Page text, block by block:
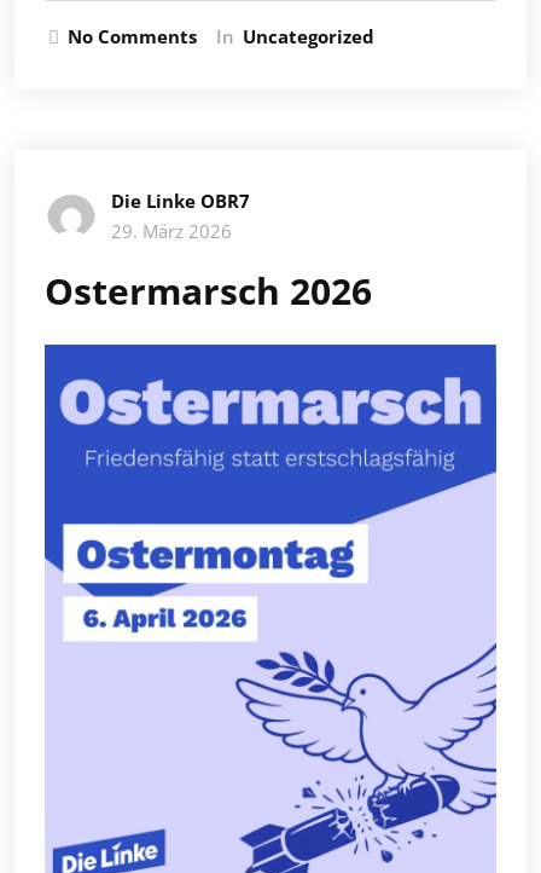
No Comments In Uncategorized
Die Linke OBR7
29. März 2026
Ostermarsch 2026